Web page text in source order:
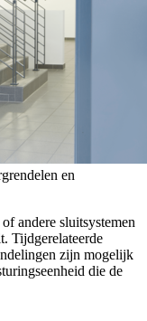
en
andere sluitsystemen
Tijdgerelateerde
zijn mogelijk
die de